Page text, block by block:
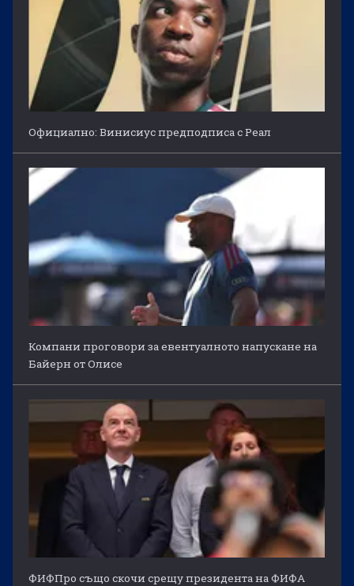
Официално: Винисиус предподписа с Реал
Компани проговори за евентуалното напускане на
Байерн от Олисе
ФИФПро също скочи срещу президента на ФИФА